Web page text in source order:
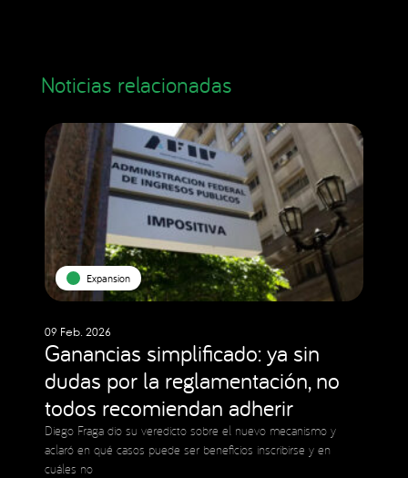
Noticias relacionadas
Expansion
09 Feb. 2026
Ganancias simplificado: ya sin
dudas por la reglamentación, no
todos recomiendan adherir
Diego Fraga dio su veredicto sobre el nuevo mecanismo y
aclaró en qué casos puede ser beneficios inscribirse y en
cuáles no